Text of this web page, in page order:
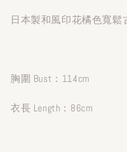
日本製和風印花橘色寬鬆
胸圍 Bust：114cm
衣長 Length：86cm